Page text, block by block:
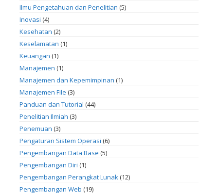
Ilmu Pengetahuan dan Penelitian (5)
Inovasi (4)
Kesehatan (2)
Keselamatan (1)
Keuangan (1)
Manajemen (1)
Manajemen dan Kepemimpinan (1)
Manajemen File (3)
Panduan dan Tutorial (44)
Penelitian Ilmiah (3)
Penemuan (3)
Pengaturan Sistem Operasi (6)
Pengembangan Data Base (5)
Pengembangan Diri (1)
Pengembangan Perangkat Lunak (12)
Pengembangan Web (19)